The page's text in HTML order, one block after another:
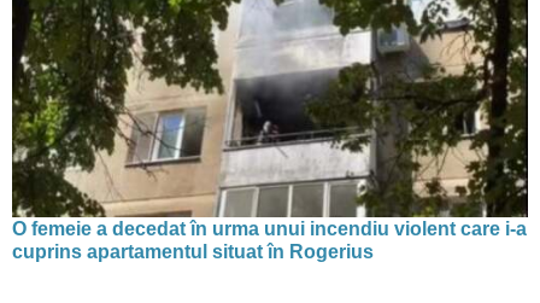
O femeie a decedat în urma unui incendiu violent care i-a
cuprins apartamentul situat în Rogerius